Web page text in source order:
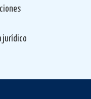
jurídico